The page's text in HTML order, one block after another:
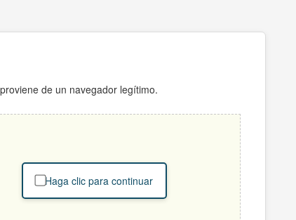
de un navegador legítimo.
Haga clic para continuar